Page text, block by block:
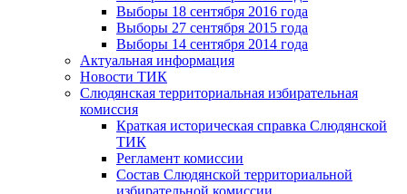
Выборы 18 сентября 2016 года
Выборы 27 сентября 2015 года
Выборы 14 сентября 2014 года
Актуальная информация
Новости ТИК
Слюдянская территориальная избирательная
комиссия
Краткая историческая справка Слюдянской
ТИК
Регламент комиссии
Состав Слюдянской территориальной
избирательной комиссии